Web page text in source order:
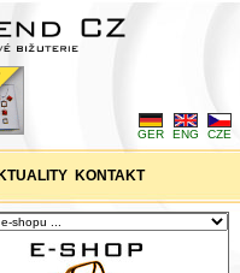
CZE
ENG
GER
KONTAKT